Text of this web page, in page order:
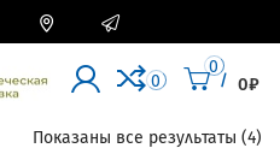
 
0
0
/ 0₽
Показаны все результаты (4)